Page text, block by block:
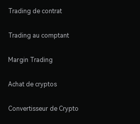
Trading de contrat
Trading au comptant
Margin Trading
Achat de cryptos
Convertisseur de Crypto